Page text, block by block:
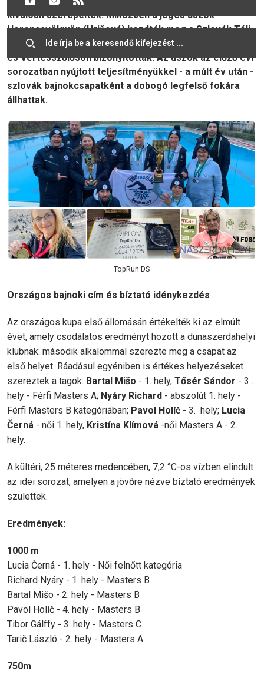
kiválóan szerepeltek. Miközben a jeges úszók
Herencsvölgyön (Hriňová) kezdték meg a Szlovák Téli
Úszók Országos Kupájának új idényét, a futók Athénban
és Vértesszőlősön bizonyítottak. Az úszók az előző évi
sorozatban nyújtott teljesítményükkel - a múlt év után -
szlovák bajnokcsapatként a dobogó legfelső fokára
állhattak.
TopRun DS
Országos bajnoki cím és bíztató idénykezdés
Az országos kupa első állomásán értékelték ki az elmúlt
évet, amely csodálatos eredményt hozott a dunaszerdahelyi
klubnak: második alkalommal szerezte meg a csapat az
első helyet. Ráadásul egyéniben is értékes helyezéseket
szereztek a tagok: Bartal Mišo - 1. hely, Tősér Sándor - 3 .
hely - Férfi Masters A; Nyáry Richard - abszolút 1. hely -
Férfi Masters B kategóriában; Pavol Holíč - 3. hely; Lucia
Černá - női 1. hely, Kristína Klímová -női Masters A - 2.
hely.
A kültéri, 25 méteres medencében, 7,2 °C-os vízben elindult
az idei sorozat, amelyen a jövőre nézve bíztató eredmények
születtek.
Eredmények:
1000 m
Lucia Černá - 1. hely - Női felnőtt kategória
Richard Nyáry - 1. hely - Masters B
Bartal Mišo - 2. hely - Masters B
Pavol Holíč - 4. hely - Masters B
Tibor Gálffy - 3. hely - Masters C
Tarič László - 2. hely - Masters A
750m